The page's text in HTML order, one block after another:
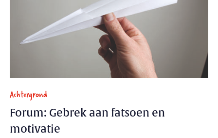
Achtergrond
Forum: Gebrek aan fatsoen en
motivatie